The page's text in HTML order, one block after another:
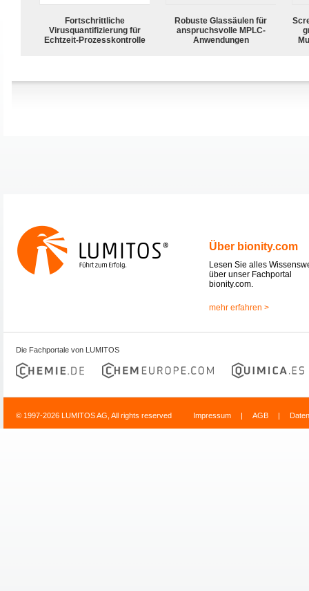
Fortschrittliche
Virusquantifizierung für
Echtzeit-Prozesskontrolle
Robuste Glassäulen für
anspruchsvolle MPLC-
Anwendungen
Über bionity.com
Lesen Sie alles
über unser Fachportal
bionity.com.
mehr erfahren >
Die Fachportale von LUMITOS
© 1997-2026 LUMITOS AG, All rights reserved Impressum | AGB |